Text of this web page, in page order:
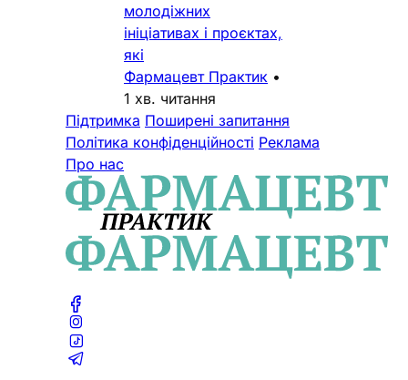
молодіжних
ініціативах і проєктах,
які
Фармацевт Практик •
1 хв. читання
Підтримка Поширені запитання
Політика конфіденційності Реклама
Про нас